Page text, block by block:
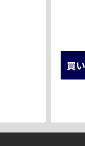
買